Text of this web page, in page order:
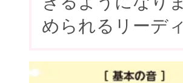
められるリーデ